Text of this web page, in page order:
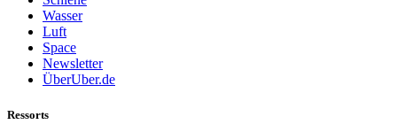
Wasser
Luft
Space
Newsletter
ÜberUber.de
Ressorts